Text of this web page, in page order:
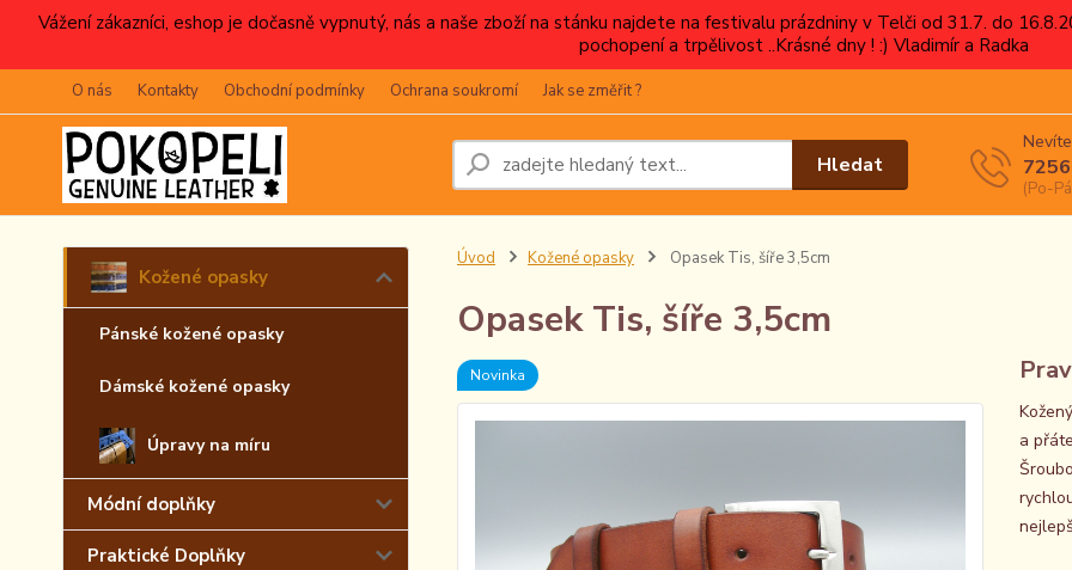
Vážení zákazníci, eshop je dočasně vypnutý, nás a naše zboží na stánku najdete na festivalu prázdniny v Telči od 31.7. do
pochopení a trpělivost ..Krásné dny ! :) Vladimír a Radka
O nás Kontakty Obchodní podmínky Ochrana soukromí Jak se změřit ?
Hledat
(Po-
Kožené opasky
Pánské kožené opasky
Dámské kožené opasky
Úpravy na míru
Módní doplňky
Praktické Doplňky
Úvod Kožené opasky Opasek Tis, šíře 3,5cm
Opasek Tis, šíře 3,5cm
Novinka
a